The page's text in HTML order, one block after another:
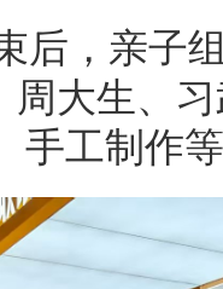
后，亲子
周大生、
手工制作